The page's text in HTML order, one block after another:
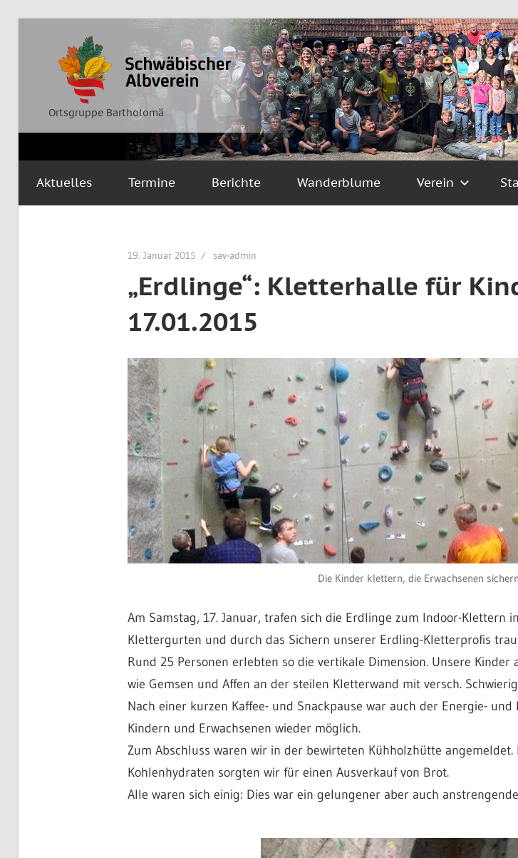
springen
Ortsgruppe Bartholomä
Schwäbischer
Albverein
Ortsgruppe
Bartholomä
Aktuelles Termine Berichte Wanderblume Verein
19. Januar 2015 sav-admin
„Erdlinge“: Kletterhalle für
17.01.2015
Die Kinder klettern, die Erwachsenen
Am Samstag, 17. Januar, trafen sich die Erdlinge zum Indoor-Klettern
Klettergurten und durch das Sichern unserer Erdling-Kletterprofis
Rund 25 Personen erlebten so die vertikale Dimension. Unsere
wie Gemsen und Affen an der steilen Kletterwand mit versch.
Nach einer kurzen Kaffee- und Snackpause war auch der Energie-
Kindern und Erwachsenen wieder möglich.
Zum Abschluss waren wir in der bewirteten Kühholzhütte
Kohlenhydraten sorgten wir für einen Ausverkauf von Brot.
Alle waren sich einig: Dies war ein gelungener aber auch